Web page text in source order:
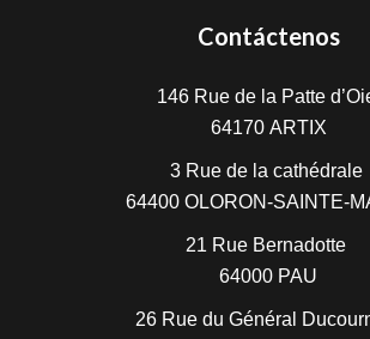
Contáctenos
146 Rue de la Patte
64170 ARTIX
3 Rue de la cathédrale
64400 OLORON-SAINTE-
21 Rue Bernadotte
64000 PAU
26 Rue du Général